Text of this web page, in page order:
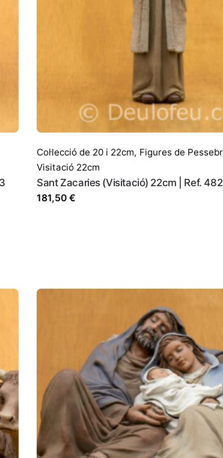
i lloc web en aquest navegador per a la
Col·lecció de 20 i 22cm, Figures de
Visitació 22cm
Sant Zacaries (Visitació) 22cm | Ref. 482
181,50€